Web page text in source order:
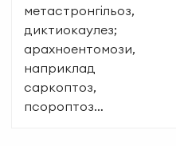
метастронгільоз,
диктиокаулез;
арахноентомози,
наприклад
саркоптоз,
псороптоз…